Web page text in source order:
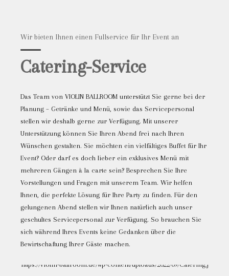
Wir bieten Ihnen einen Fullservice für Ihr Event an
Catering-Service
Das Team von VIOLIN BALLROOM unterstützt Sie gerne bei der
Planung – Getränke und Menü, sowie das Servicepersonal
stellen wir deshalb gerne zur Verfügung. Mit unserer
Unterstützung können Sie Ihren Abend frei nach Ihren
Wünschen gestalten. Sie möchten ein vielfältiges Buffet für Ihr
Event? Oder darf es doch lieber ein exklusives Menü mit
mehreren Gängen à la carte sein? Besprechen Sie Ihre
Vorstellungen und Fragen mit unserem Team. Wir helfen
Ihnen, die perfekte Lösung für Ihre Party zu finden. Für den
gelungenen Abend stellen wir Ihnen natürlich auch unser
geschultes Servicepersonal zur Verfügung. So brauchen Sie
sich während Ihres Events keine Gedanken über die
Bewirtschaftung Ihrer Gäste machen.